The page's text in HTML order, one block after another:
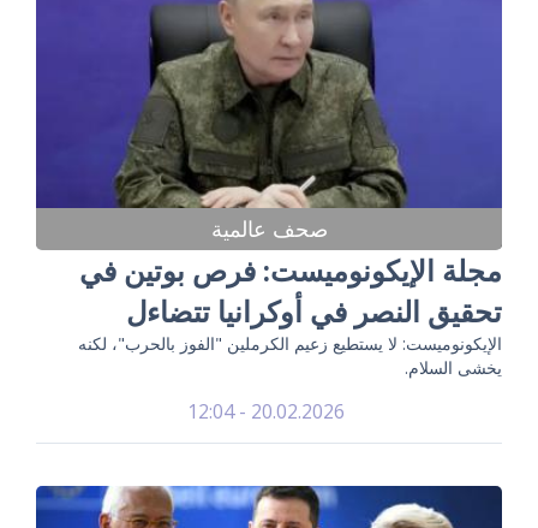
صحف عالمية
مجلة الإيكونوميست: فرص بوتين في
تحقيق النصر في أوكرانيا تتضاءل
الإيكونوميست: لا يستطيع زعيم الكرملين "الفوز بالحرب"، لكنه
يخشى السلام.
20.02.2026 - 12:04